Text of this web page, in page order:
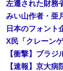
みい山作者・亜
【衝撃】ブラ
【速報】京大